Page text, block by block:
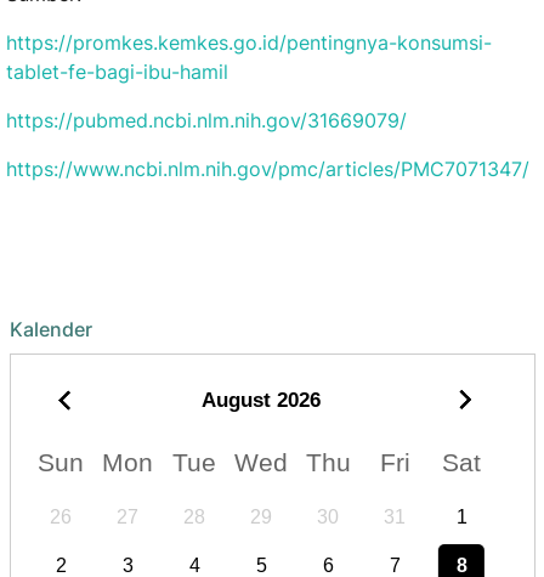
https://promkes.kemkes.go.id/pentingnya-konsumsi-
tablet-fe-bagi-ibu-hamil
https://pubmed.ncbi.nlm.nih.gov/31669079/
https://www.ncbi.nlm.nih.gov/pmc/articles/PMC7071347/
Kalender
August 2026
Sun Mon Tue Wed Thu Fri Sat
26 27 28 29 30 31 1
2 3 4 5 6 7 8